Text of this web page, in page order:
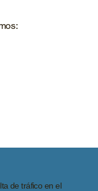
de tráfico en el